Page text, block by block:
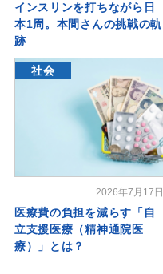
インスリンを打ちながら日
本1周。本間さんの挑戦の軌
跡
社会
2026年7月17日
医療費の負担を減らす「自
立支援医療（精神通院医
療）」とは？